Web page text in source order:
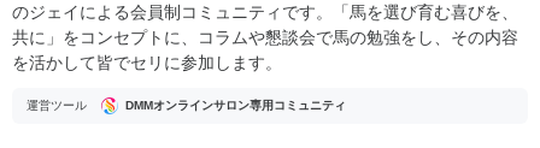
のジェイによる会員制コミュニティです。「馬を選び育む喜びを、
共に」をコンセプトに、コラムや懇談会で馬の勉強をし、その内容
を活かして皆でセリに参加します。
運営ツール DMMオンラインサロン専用コミュニティ